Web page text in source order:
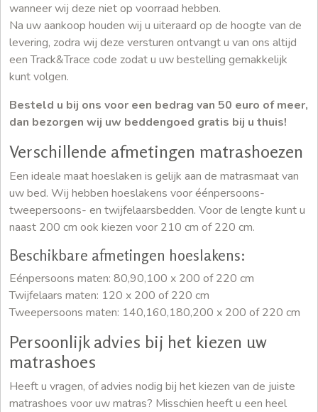
wanneer wij deze niet op voorraad hebben.
Na uw aankoop houden wij u uiteraard op de hoogte van de
levering, zodra wij deze versturen ontvangt u van ons altijd
een Track&Trace code zodat u uw bestelling gemakkelijk
kunt volgen.
Besteld u bij ons voor een bedrag van 50 euro of meer,
dan bezorgen wij uw beddengoed gratis bij u thuis!
Verschillende afmetingen matrashoezen
Een ideale maat hoeslaken is gelijk aan de matrasmaat van
uw bed. Wij hebben hoeslakens voor éénpersoons-
tweepersoons- en twijfelaarsbedden. Voor de lengte kunt u
naast 200 cm ook kiezen voor 210 cm of 220 cm.
Beschikbare afmetingen hoeslakens:
Eénpersoons maten: 80,90,100 x 200 of 220 cm
Twijfelaars maten: 120 x 200 of 220 cm
Tweepersoons maten: 140,160,180,200 x 200 of 220 cm
Persoonlijk advies bij het kiezen uw
matrashoes
Heeft u vragen, of advies nodig bij het kiezen van de juiste
matrashoes voor uw matras? Misschien heeft u een heel